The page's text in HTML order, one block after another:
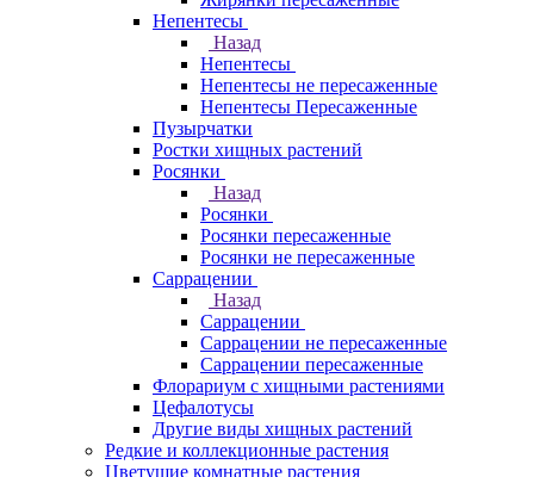
Непентесы
Назад
Непентесы
Непентесы не пересаженные
Непентесы Пересаженные
Пузырчатки
Ростки хищных растений
Росянки
Назад
Росянки
Росянки пересаженные
Росянки не пересаженные
Саррацении
Назад
Саррацении
Саррацении не пересаженные
Саррацении пересаженные
Флорариум с хищными растениями
Цефалотусы
Другие виды хищных растений
Редкие и коллекционные растения
Цветущие комнатные растения